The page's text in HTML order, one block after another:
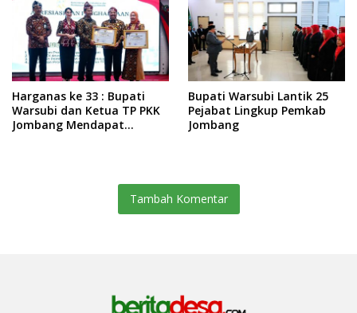
Harganas ke 33 : Bupati
Warsubi dan Ketua TP PKK
Jombang Mendapat
Bupati Warsubi Lantik 25
Pejabat Lingkup Pemkab
Jombang
Tambah Komentar